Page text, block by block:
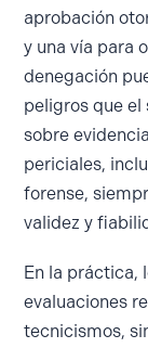
aprobación
y una vía para
denegación
peligros que el
sobre
periciales,
forense,
validez y
En la práctica,
evaluaciones
tecnicismos,